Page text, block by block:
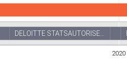
2020
DELOITTE STATSAUTORISE…